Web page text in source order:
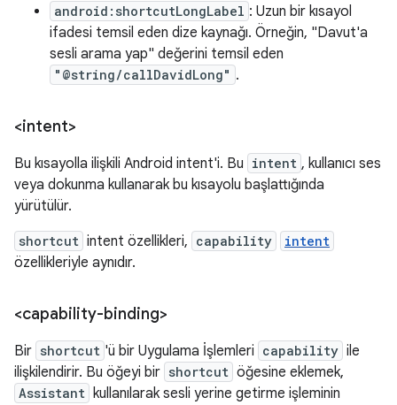
android:shortcutLongLabel : Uzun bir kısayol
ifadesi temsil eden dize kaynağı. Örneğin, "Davut'a
sesli arama yap" değerini temsil eden
"@string/callDavidLong" .
<intent>
Bu kısayolla ilişkili Android intent'i. Bu intent , kullanıcı ses
veya dokunma kullanarak bu kısayolu başlattığında
yürütülür.
shortcut intent özellikleri, capability intent
özellikleriyle aynıdır.
<capability-binding>
Bir shortcut 'ü bir Uygulama İşlemleri capability ile
ilişkilendirir. Bu öğeyi bir shortcut öğesine eklemek,
Assistant kullanılarak sesli yerine getirme işleminin